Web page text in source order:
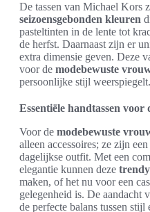
De tassen van Michael Kors
seizoensgebonden kleuren
pasteltinten in de lente tot
de herfst. Daarnaast zijn er
extra dimensie geven. Deze
voor de modebewuste
persoonlijke stijl weerspiegelt.
Essentiële handtassen
Voor de modebewuste
alleen accessoires; ze zijn
dagelijkse outfit. Met een
elegantie kunnen deze
maken, of het nu voor een
gelegenheid is. De aandacht
de perfecte balans tussen